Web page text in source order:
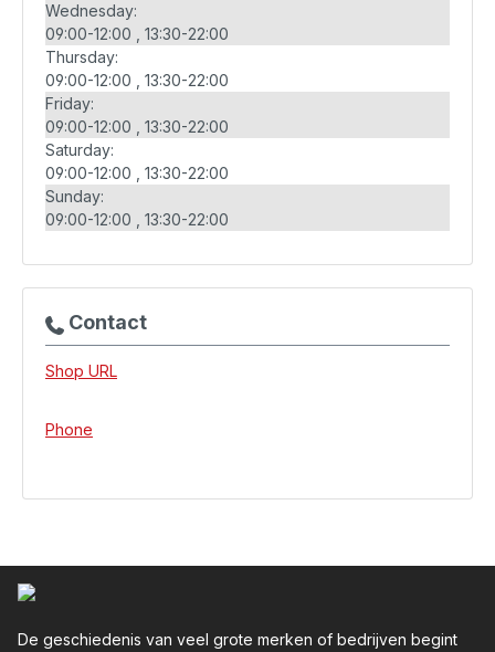
Wednesday:
09:00-12:00
13:30-22:00
Thursday:
09:00-12:00
13:30-22:00
Friday:
09:00-12:00
13:30-22:00
Saturday:
09:00-12:00
13:30-22:00
Sunday:
09:00-12:00
13:30-22:00
Contact
Shop URL
Phone
De geschiedenis van veel grote merken of bedrijven begint